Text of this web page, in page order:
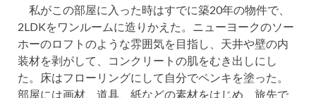
私がこの部屋に入った時はすでに築20年の物件で、
2LDKをワンルームに造りかえた。ニューヨークのソー
ホーのロフトのような雰囲気を目指し、天井や壁の内
装材を剥がして、コンクリートの肌をむき出しにし
た。床はフローリングにして自分でペンキを塗った。
部屋には画材、道具、紙などの素材をはじめ、旅先で